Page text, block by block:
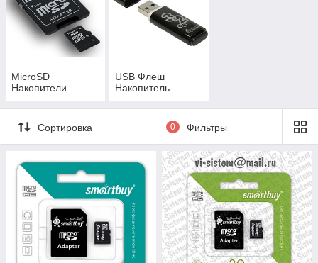
MicroSD
Накопители
USB Флеш
Накопитель
Сортировка 0 Фильтры